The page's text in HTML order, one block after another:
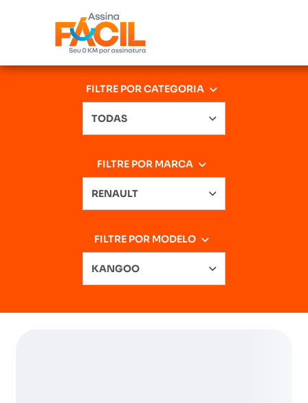
FILTRE POR CATEGORIA
TODAS
FILTRE POR MARCA
RENAULT
FILTRE POR MODELO
KANGOO